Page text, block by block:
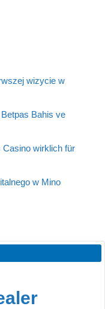
wizycie w
Bahis ve
Casino wirklich für
w Mino